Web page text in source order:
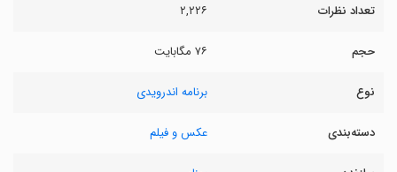
تعداد نظرات ۲,۲۲۶
حجم ۷۶ مگابایت
نوع برنامه اندرویدی
دسته‌بندی عکس و فیلم